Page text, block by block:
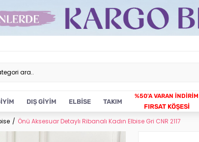
DIŞ GİYİM ELBİSE TAKIM
FIRSAT KÖŞESİ
Önü Aksesuar Detaylı Ribanalı Kadın Elbise Gri CNR 2117